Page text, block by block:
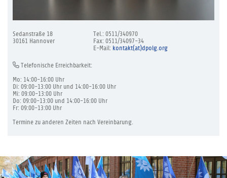
Sedanstraße 18
30161 Hannover
Tel.: 0511/340970
Fax: 0511/34097-34
E-Mail: kontakt(at)dpolg.org
Telefonische Erreichbarkeit:
Mo: 14:00-16:00 Uhr
Di: 09:00-13:00 Uhr und 14:00-16:00 Uhr
Mi: 09:00-13:00 Uhr
Do: 09:00-13:00 und 14:00-16:00 Uhr
Fr: 09:00-13:00 Uhr
Termine zu anderen Zeiten nach Vereinbarung.